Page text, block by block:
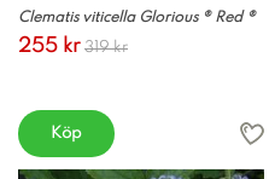
Clematis viticella Glorious ® Red ®
255 kr 319 kr
Köp